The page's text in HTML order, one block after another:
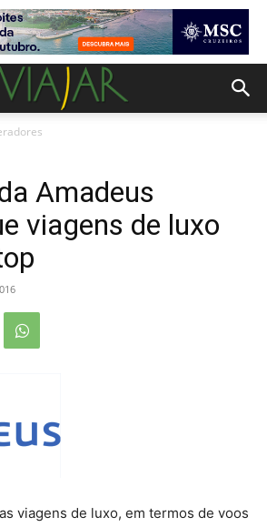
Amadeus
viagens de luxo
viagens de luxo, em termos de voos